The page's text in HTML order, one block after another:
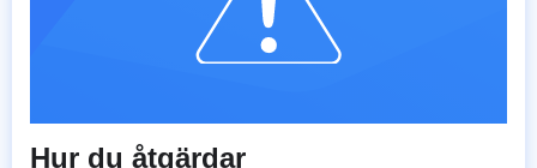
Hur du åtgärdar